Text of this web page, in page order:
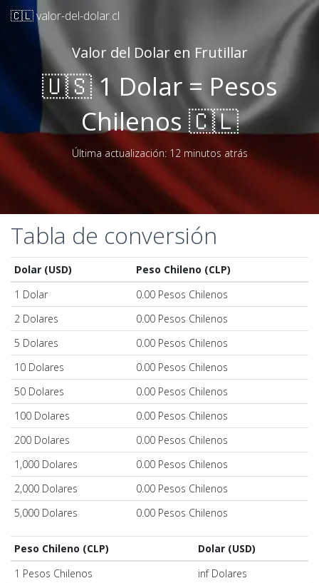
🇨🇱 valor-del-dolar.cl
Valor del Dolar en Frutillar
🇺🇸 1 Dolar = Pesos
Chilenos 🇨🇱
Última actualización: 12 minutos atrás
Tabla de conversión
Dolar (USD)
Peso Chileno (CLP)
1 Dolar
0.00 Pesos Chilenos
2 Dolares
0.00 Pesos Chilenos
5 Dolares
0.00 Pesos Chilenos
10 Dolares
0.00 Pesos Chilenos
50 Dolares
0.00 Pesos Chilenos
100 Dolares
0.00 Pesos Chilenos
200 Dolares
0.00 Pesos Chilenos
1,000 Dolares
0.00 Pesos Chilenos
2,000 Dolares
0.00 Pesos Chilenos
5,000 Dolares
0.00 Pesos Chilenos
Peso Chileno (CLP)
Dolar (USD)
1 Pesos Chilenos
inf Dolares